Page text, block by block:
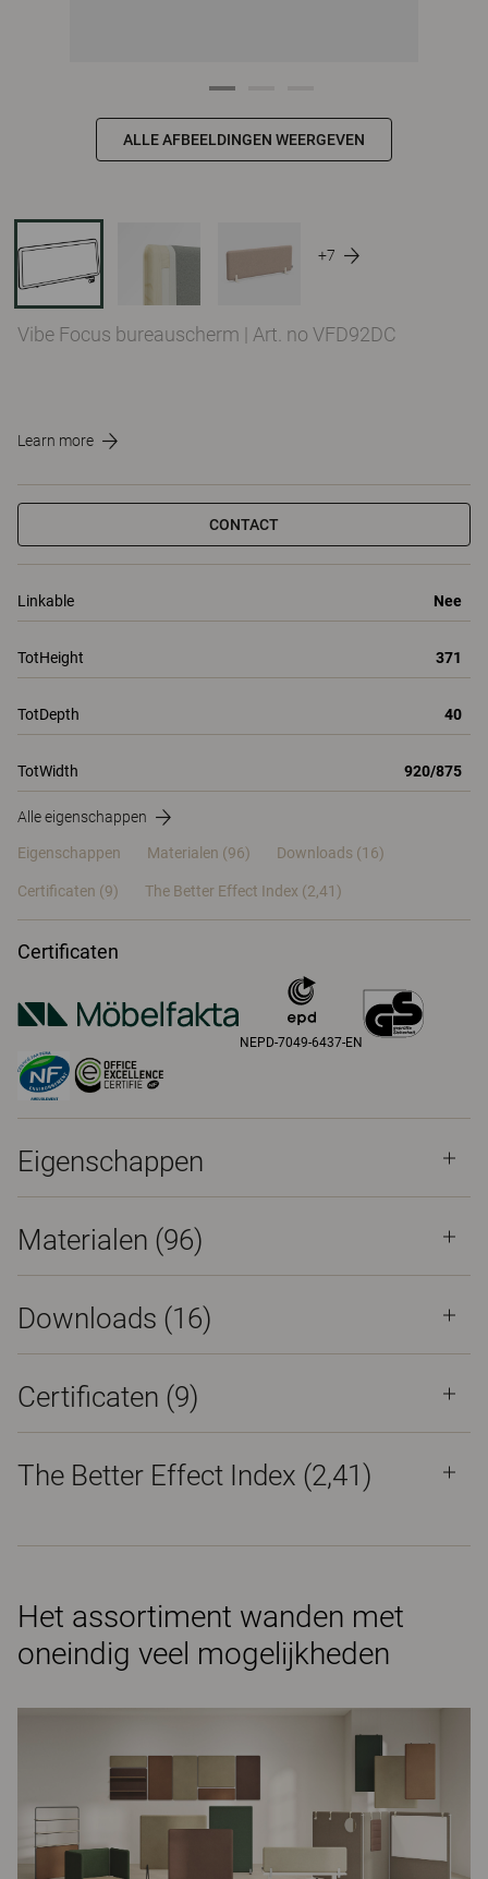
ALLE AFBEELDINGEN WEERGEVEN
+7
Vibe Focus bureauscherm | Art. no VFD92DC
Learn more
CONTACT
Linkable Nee
TotHeight 371
TotDepth 40
TotWidth 920/875
Alle eigenschappen
Eigenschappen Materialen (96) Downloads (16)
Certificaten (9) The Better Effect Index (2,41)
Certificaten
NEPD-7049-6437-EN
Eigenschappen
Materialen (96)
Downloads (16)
Certificaten (9)
The Better Effect Index (2,41)
Het assortiment wanden met
oneindig veel mogelijkheden